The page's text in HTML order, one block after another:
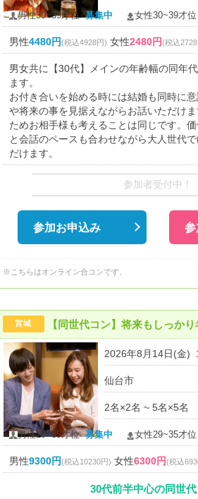
男性30~39才位募集中 女性30~39才位
男性4480円(税込4928円) 女性2480円(税込
男女共に【30代】メインの年齢幅の同年
ます。
お付き合いを始める時には結婚も同時に
や将来の事を見据えながらお話いただけ
ためお相手様も考えることは同じです。
と会話のペースも合わせながら大人世代
だけます。
参加者受付中！
参加お申込み
※こちらはオンライン合コンです。
宮城 【同世代コン】将来もしっか
2026年8月14日(金)
仙台市
2名×2名 ~ 5名×5名
男性29~35才位募集中 女性29~35才位
男性9300円(税込10230円) 女性6300円(税込
30代前半中心の同世